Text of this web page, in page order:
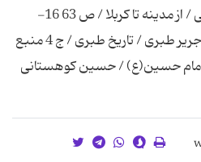
نجفی / سخنان حسین بن علی / از مدینه تا کربلا / ص 63 16-
همان / ص 159 17- محدبن جریر طبری / تاریخ طبری / ج 4 منبع
امام حسین(ع) / حسین کوهستانی